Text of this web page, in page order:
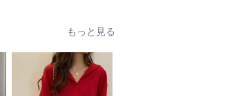
もっと見る